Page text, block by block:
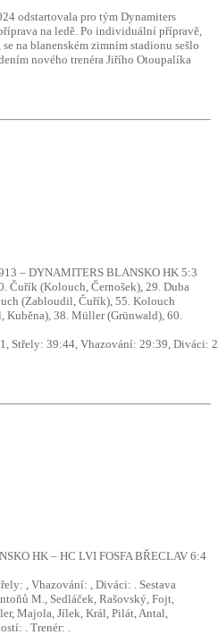
odstartovala pro tým Dynamiters
na ledě. Po individuální přípravě,
na blanenském zimním stadionu sešlo
nového trenéra Jiřího Otoupalíka
– DYNAMITERS BLANSKO HK 5:3
Čuřík (Kolouch, Černošek), 29. Duba
(Zabloudil, Čuřík), 55. Kolouch
38. Müller (Grünwald), 60.
Střely: 39:44, Vhazování: 29:39, Diváci:
HK – HC LVI FOSFA BŘECLAV 6:4
, Vhazování: , Diváci: . Sestava
M., Sedláček, Rašovský, Fojt,
Majola, Jílek, Král, Pilát, Antal,
. Trenér: .